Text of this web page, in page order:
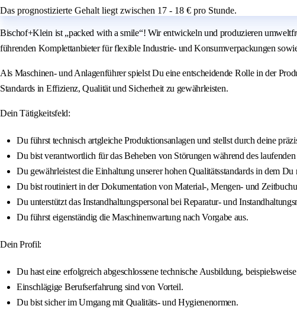
Das prognostizierte Gehalt liegt zwischen 17 - 18 € pro Stunde.
Bischof+Klein ist „packed with a smile“! Wir entwickeln und produzieren
führenden Komplettanbieter für flexible Industrie- und Konsumverpackungen
Als Maschinen- und Anlagenführer spielst Du eine entscheidende Rolle in der
Standards in Effizienz, Qualität und Sicherheit zu gewährleisten.
Dein Tätigkeitsfeld:
Du führst technisch artgleiche Produktionsanlagen und stellst durch deine
Du bist verantwortlich für das Beheben von Störungen während des
Du gewährleistest die Einhaltung unserer hohen Qualitätsstandards in dem
Du bist routiniert in der Dokumentation von Material-, Mengen- und
Du unterstützt das Instandhaltungspersonal bei Reparatur- und
Du führst eigenständig die Maschinenwartung nach Vorgabe aus.
Dein Profil:
Du hast eine erfolgreich abgeschlossene technische Ausbildung,
Einschlägige Berufserfahrung sind von Vorteil.
Du bist sicher im Umgang mit Qualitäts- und Hygienenormen.